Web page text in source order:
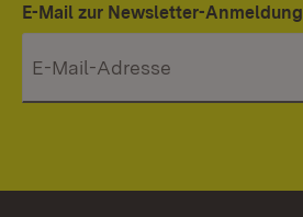
E-Mail zur Newsletter-Anmeldung